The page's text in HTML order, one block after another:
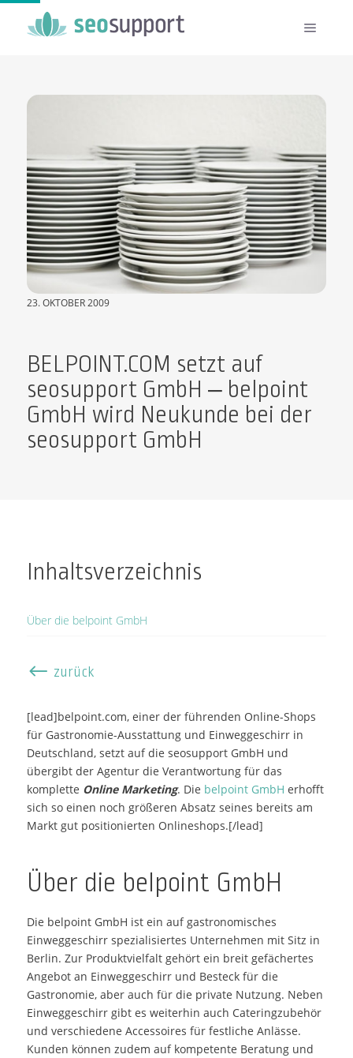
23. OKTOBER 2009
BELPOINT.COM setzt auf
seosupport GmbH – belpoint
GmbH wird Neukunde bei der
seosupport GmbH
Inhaltsverzeichnis
Über die belpoint GmbH
# zurück
[lead]belpoint.com, einer der führenden Online-Shops
für Gastronomie-Ausstattung und Einweggeschirr in
Deutschland, setzt auf die seosupport GmbH und
übergibt der Agentur die Verantwortung für das
komplette Online Marketing. Die belpoint GmbH erhofft
sich so einen noch größeren Absatz seines bereits am
Markt gut positionierten Onlineshops.[/lead]
Über die belpoint GmbH
Die belpoint GmbH ist ein auf gastronomisches
Einweggeschirr spezialisiertes Unternehmen mit Sitz in
Berlin. Zur Produktvielfalt gehört ein breit gefächertes
Angebot an Einweggeschirr und Besteck für die
Gastronomie, aber auch für die private Nutzung. Neben
Einweggeschirr gibt es weiterhin auch Cateringzubehör
und verschiedene Accessoires für festliche Anlässe.
Kunden können zudem auf kompetente Beratung und